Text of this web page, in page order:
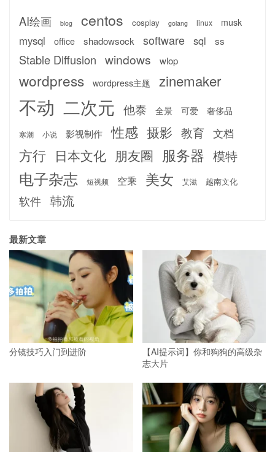
AI绘画 blog centos cosplay golang linux musk
mysql office shadowsock software sql ss
Stable Diffusion windows wlop
wordpress wordpress主题 zinemaker
不动 二次元 他泰 全景 可爱 奢侈品
寒潮 小说 影视制作 性感 摄影 教育 文档
方行 日本文化 朋友圈 服务器 模特
电子杂志 短视频 空乘 美女 艾滋 越南文化
软件 韩流
最新文章
分镜技巧入门到进阶
【AI提示词】你和狗狗的高级杂
志大片